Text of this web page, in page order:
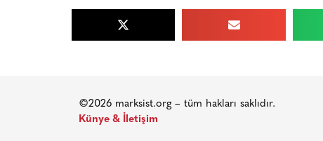
©2026 marksist.org – tüm hakları saklıdır.
Künye & İletişim